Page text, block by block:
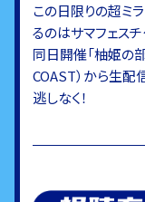
この日限りの超ミ
るのはサマフェスチ
同日開催「柚姫の
COAST）から生
逃しなく！